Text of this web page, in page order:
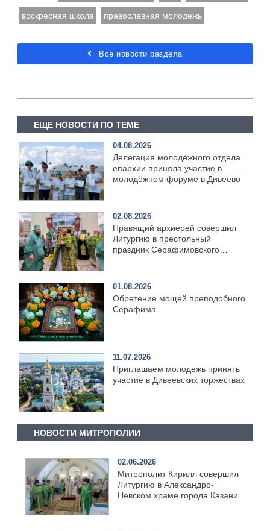
воскресная школа православная молодежь
Все новости раздела
ЕЩЕ НОВОСТИ ПО ТЕМЕ
04.08.2026
Делегация молодёжного отдела
епархии приняла участие в
молодёжном форуме в Дивеево
02.08.2026
Правящий архиерей совершил
Литургию в престольный
праздник Серафимовского
01.08.2026
Обретение мощей преподобного
Серафима
11.07.2026
Приглашаем молодежь принять
участие в Дивеевских торжествах
НОВОСТИ МИТРОПОЛИИ
02.06.2026
Митрополит Кирилл совершил
Литургию в Александро-
Невском храме города Казани